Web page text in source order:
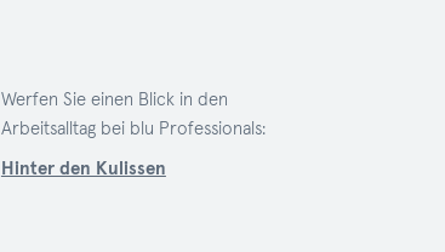
Werfen Sie einen Blick in den
Arbeitsalltag bei blu Professionals:
Hinter den Kulissen